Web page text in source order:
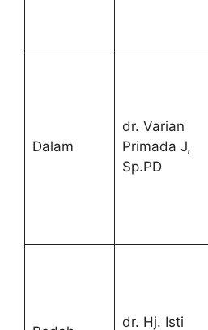
Dalam
dr. Varian
Primada J,
Sp.PD
dr. Hj. Isti